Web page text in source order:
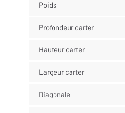
Poids
Profondeur carter
Hauteur carter
Largeur carter
Diagonale